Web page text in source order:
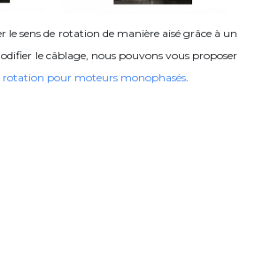
le sens de rotation de manière aisé grâce à un
le câblage, nous pouvons vous proposer
rotation pour moteurs monophasés